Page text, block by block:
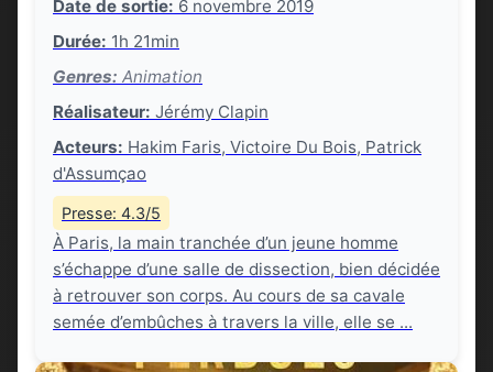
Date de sortie: 6 novembre 2019
Durée: 1h 21min
Genres: Animation
Réalisateur: Jérémy Clapin
Acteurs: Hakim Faris, Victoire Du Bois, Patrick
d'Assumçao
Presse: 4.3/5
À Paris, la main tranchée d’un jeune homme
s’échappe d’une salle de dissection, bien décidée
à retrouver son corps. Au cours de sa cavale
semée d’embûches à travers la ville, elle se ...